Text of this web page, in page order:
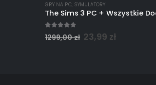
GRY NA PC, SYMULATORY
The Sims 3 PC + Wszystkie
out of 5
1299,00zł 23,99 zł